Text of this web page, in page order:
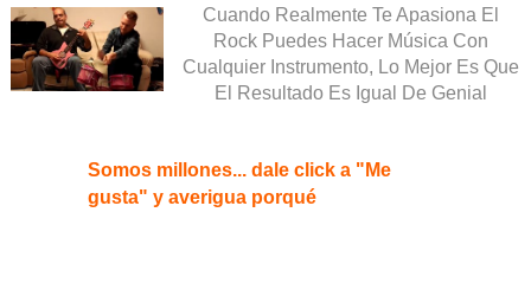
Cuando Realmente Te Apasiona El
Rock Puedes Hacer Música Con
Cualquier Instrumento, Lo Mejor Es Que
El Resultado Es Igual De Genial
Somos millones... dale click a "Me
gusta" y averigua porqué